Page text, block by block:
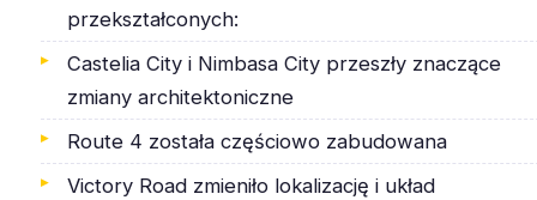
przekształconych:
Castelia City i Nimbasa City przeszły znaczące
zmiany architektoniczne
Route 4 została częściowo zabudowana
Victory Road zmieniło lokalizację i układ